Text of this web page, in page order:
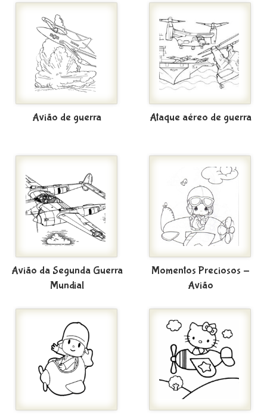
Avião de guerra Ataque aéreo de guerra
Avião da Segunda Guerra
Mundial
Momentos Preciosos -
Avião